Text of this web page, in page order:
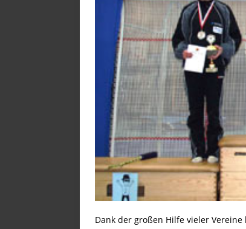
Dank der großen Hilfe vieler Vereine